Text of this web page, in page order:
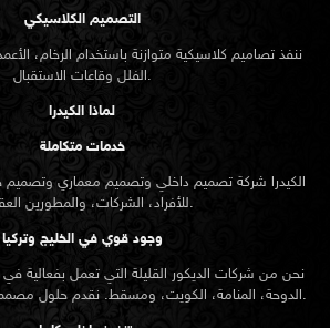
التصميم الكلاسيكي
ننفذ تصاميم كلاسيكية متوازنة باستخدام الرخام،
الفلل وقاعات الاستقبال.
لماذا الكيدرا
خدمات متكاملة
الكيدرا شركة تصميم داخلي وتصميم معماري وتصميم
للأفراد، الشركات، والمطورين العقاريين.
وجود قوي في الخليج وتركيا
نحن من شركات الديكور القليلة التي تعمل بفعالية
الدوحة، المنامة، الكويت، ومسقط. نقدم حلول مصممة لتناسب السوق المحلي.